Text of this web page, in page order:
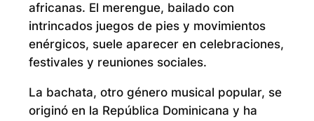
africanas. El merengue, bailado con
intrincados juegos de pies y movimientos
enérgicos, suele aparecer en celebraciones,
festivales y reuniones sociales.
La bachata, otro género musical popular, se
originó en la República Dominicana y ha